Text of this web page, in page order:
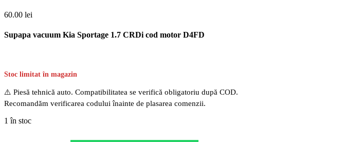
60.00 lei
Supapa vacuum Kia Sportage 1.7 CRDi cod motor D4FD
Stoc limitat în magazin
⚠️ Piesă tehnică auto. Compatibilitatea se verifică obligatoriu după COD.
Recomandăm verificarea codului înainte de plasarea comenzii.
1 în stoc